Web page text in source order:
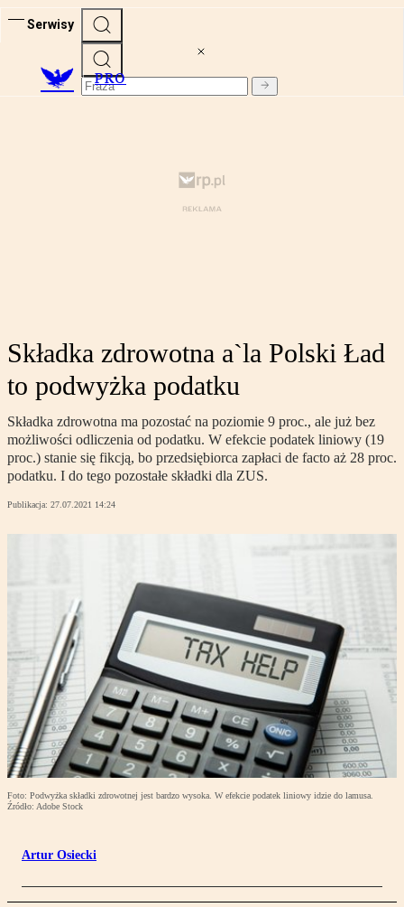
Serwisy
PRO
Składka zdrowotna a`la Polski Ład
to podwyżka podatku
Składka zdrowotna ma pozostać na poziomie 9 proc., ale już bez
możliwości odliczenia od podatku. W efekcie podatek liniowy (19
proc.) stanie się fikcją, bo przedsiębiorca zapłaci de facto aż 28 proc.
podatku. I do tego pozostałe składki dla ZUS.
Publikacja: 27.07.2021 14:24
Foto: Podwyżka składki zdrowotnej jest bardzo wysoka. W efekcie podatek liniowy idzie do lamusa.
Źródło: Adobe Stock
Artur Osiecki